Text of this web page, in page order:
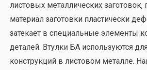
листовых металлических заготовок,
материал заготовки пластически
затекает в специальные элементы
деталей. Втулки БА используются
конструкций в листовом металле.